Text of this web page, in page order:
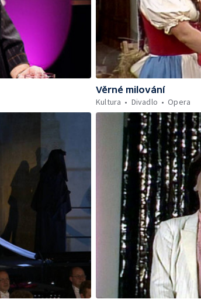
Věrné milování
Kultura
Divadlo Opera